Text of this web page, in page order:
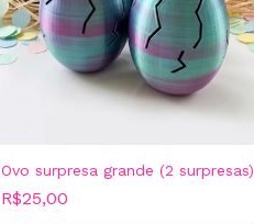
Ovo surpresa grande (2 surpresas)
R$25,00